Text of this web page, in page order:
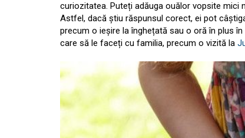
curiozitatea. Puteți adăuga ouălor vopsite mici
Astfel, dacă știu răspunsul corect, ei pot
precum o ieșire la înghețată sau o oră în plus
care să le faceți cu familia, precum o vizită la